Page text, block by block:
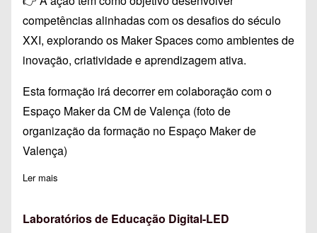
competências alinhadas com os desafios do século
XXI, explorando os Maker Spaces como ambientes de
inovação, criatividade e aprendizagem ativa.
Esta formação irá decorrer em colaboração com o
Espaço Maker da CM de Valença (foto de
organização da formação no Espaço Maker de
Valença)
Ler mais
Laboratórios de Educação Digital-LED